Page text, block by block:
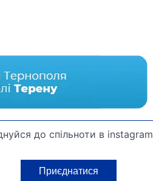
до спільноти в instagram
Приєднатися